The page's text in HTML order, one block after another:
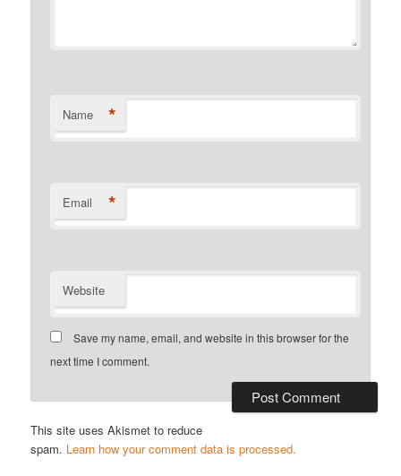
Name *
Email *
Website
Save my name, email, and website in this browser for the
next time I comment.
This site uses Akismet to reduce
spam. Learn how your comment data is processed.